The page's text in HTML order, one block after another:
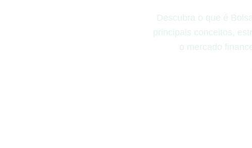
Descubra o que é
principais conceitos,
o mercado